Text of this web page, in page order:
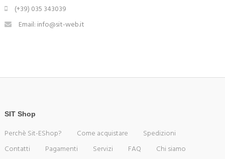
(+39) 035 343039
Email: info@sit-web.it
SIT Shop
Perchè Sit-EShop? Come acquistare
Spedizioni
Contatti
Pagamenti Servizi FAQ Chi siamo